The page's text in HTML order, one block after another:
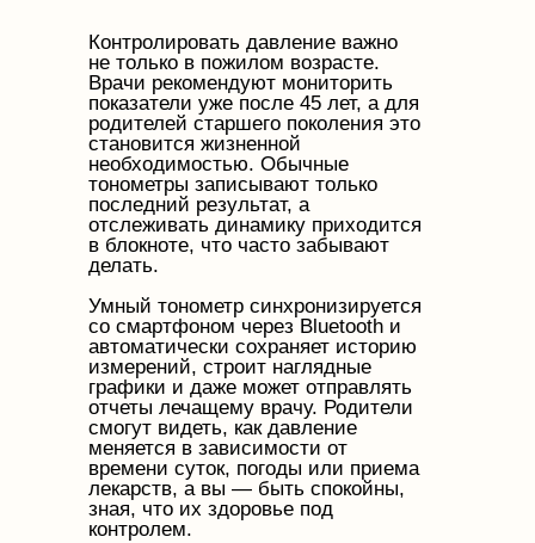
Контролировать давление важно
не только в пожилом возрасте.
Врачи рекомендуют мониторить
показатели уже после 45 лет, а для
родителей старшего поколения это
становится жизненной
необходимостью. Обычные
тонометры записывают только
последний результат, а
отслеживать динамику приходится
в блокноте, что часто забывают
делать.
Умный тонометр синхронизируется
со смартфоном через Bluetooth и
автоматически сохраняет историю
измерений, строит наглядные
графики и даже может отправлять
отчеты лечащему врачу. Родители
смогут видеть, как давление
меняется в зависимости от
времени суток, погоды или приема
лекарств, а вы — быть спокойны,
зная, что их здоровье под
контролем.